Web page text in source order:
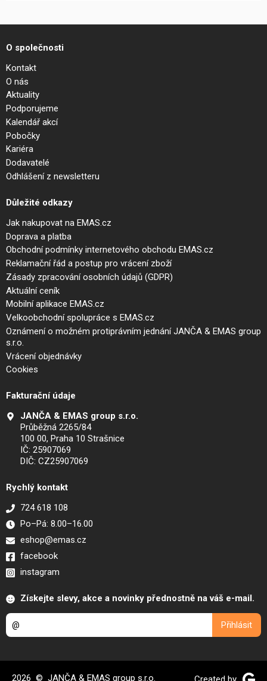
O společnosti
Kontakt
O nás
Aktuality
Podporujeme
Kalendář akcí
Pobočky
Kariéra
Dodavatelé
Odhlášení z newsletteru
Důležité odkazy
Jak nakupovat na EMAS.cz
Doprava a platba
Obchodní podmínky internetového obchodu EMAS.cz
Reklamační řád a postup pro vrácení zboží
Zásady zpracování osobních údajů (GDPR)
Aktuální ceník
Mobilní aplikace EMAS.cz
Velkoobchodní spolupráce s EMAS.cz
Oznámení o možném protiprávním jednání JANČA & EMAS group
s.r.o.
Vrácení objednávky
Cookies
Fakturační údaje
JANČA & EMAS group s.r.o.
Průběžná 2265/84
100 00, Praha 10 Strašnice
IČ: 25907069
DIČ: CZ25907069
Rychlý kontakt
724 618 108
Po–Pá: 8.00–16.00
eshop@emas.cz
facebook
instagram
Získejte slevy, akce a novinky přednostně na váš e-mail.
2026 © JANČA & EMAS group s.r.o.